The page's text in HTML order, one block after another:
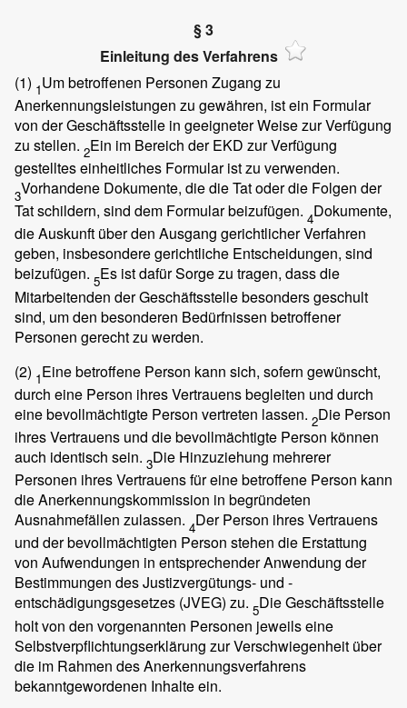
§ 3
Einleitung des Verfahrens
(1) 1Um betroffenen Personen Zugang zu
Anerkennungsleistungen zu gewähren, ist ein Formular
von der Geschäftsstelle in geeigneter Weise zur Verfügung
zu stellen. 2Ein im Bereich der EKD zur Verfügung
gestelltes einheitliches Formular ist zu verwenden.
3Vorhandene Dokumente, die die Tat oder die Folgen der
Tat schildern, sind dem Formular beizufügen. 4Dokumente,
die Auskunft über den Ausgang gerichtlicher Verfahren
geben, insbesondere gerichtliche Entscheidungen, sind
beizufügen. 5Es ist dafür Sorge zu tragen, dass die
Mitarbeitenden der Geschäftsstelle besonders geschult
sind, um den besonderen Bedürfnissen betroffener
Personen gerecht zu werden.
(2) 1Eine betroffene Person kann sich, sofern gewünscht,
durch eine Person ihres Vertrauens begleiten und durch
eine bevollmächtigte Person vertreten lassen. 2Die Person
ihres Vertrauens und die bevollmächtigte Person können
auch identisch sein. 3Die Hinzuziehung mehrerer
Personen ihres Vertrauens für eine betroffene Person kann
die Anerkennungskommission in begründeten
Ausnahmefällen zulassen. 4Der Person ihres Vertrauens
und der bevollmächtigten Person stehen die Erstattung
von Aufwendungen in entsprechender Anwendung der
Bestimmungen des Justizvergütungs- und -
entschädigungsgesetzes (JVEG) zu. 5Die Geschäftsstelle
holt von den vorgenannten Personen jeweils eine
Selbstverpflichtungserklärung zur Verschwiegenheit über
die im Rahmen des Anerkennungsverfahrens
bekanntgewordenen Inhalte ein.